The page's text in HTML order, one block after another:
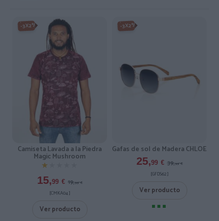
-3X2%
Camiseta Lavada a la Piedra
Magic Mushroom
★★★★★
★★★★★
15,99 € 19,99 €
[CMKA04 ]
Ver producto
-3X2%
Gafas de sol de Madera CHLOE
25,99 € 39,99 €
[GFDS62 ]
Ver producto